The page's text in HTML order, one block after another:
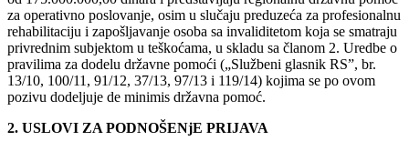
za operativno poslovanje, osim u slučaju preduzeća za profesionalnu
rehabilitaciju i zapošljavanje osoba sa invaliditetom koja se smatraju
privrednim subjektom u teškoćama, u skladu sa članom 2. Uredbe o
pravilima za dodelu državne pomoći („Službeni glasnik RSˮ, br.
13/10, 100/11, 91/12, 37/13, 97/13 i 119/14) kojima se po ovom
pozivu dodeljuje de minimis državna pomoć.
2. USLOVI ZA PODNOŠENjE PRIJAVA